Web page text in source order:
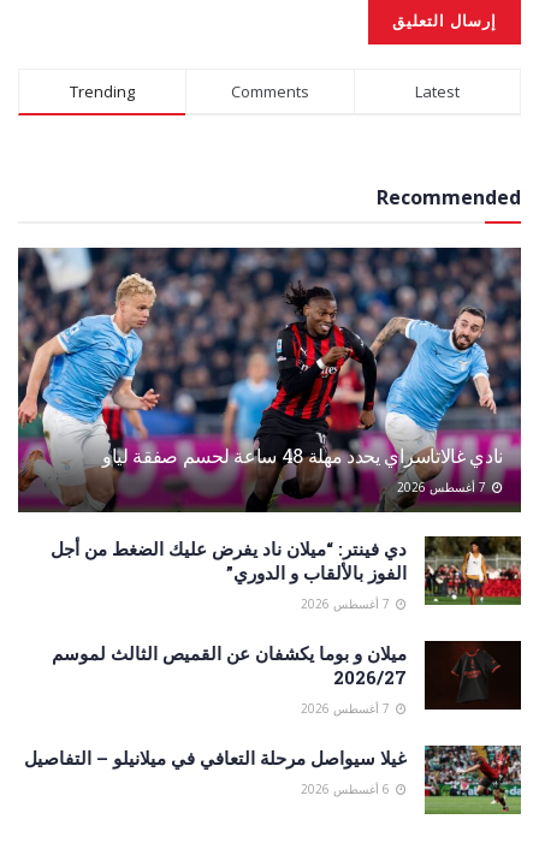
Trending Comments Latest
Recommended
نادي غالاتاسراي يحدد مهلة 48 ساعة لحسم صفقة لياو
7 أغسطس 2026
دي فينتر: “ميلان ناد يفرض عليك الضغط من أجل
الفوز بالألقاب و الدوري”
ميلان و بوما يكشفان عن القميص الثالث لموسم
2026/27
غيلا سيواصل مرحلة التعافي في ميلانيلو – التفاصيل